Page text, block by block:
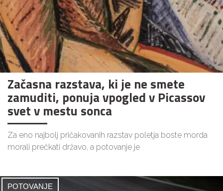
Začasna razstava, ki je ne smete
zamuditi, ponuja vpogled v Picassov
svet v mestu sonca
Za eno najbolj pričakovanih razstav poletja boste morda
morali prečkati državo, a potovanje je
POTOVANJE